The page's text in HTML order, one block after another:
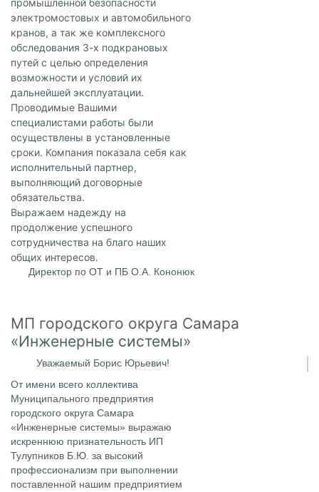
промышленной безопасности
электромостовых и автомобильного
кранов, а так же комплексного
обследования 3-х подкрановых
путей с целью определения
возможности и условий их
дальнейшей эксплуатации.
Проводимые Вашими
специалистами работы были
осуществлены в установленные
сроки. Компания показала себя как
исполнительный партнер,
выполняющий договорные
обязательства.
Выражаем надежду на
продолжение успешного
сотрудничества на благо наших
общих интересов.
Директор по ОТ и ПБ О.А. Кононюк
МП городского округа Самара
«Инженерные системы»
Уважаемый Борис Юрьевич!
От имени всего коллектива
Муниципального предприятия
городского округа Самара
«Инженерные системы» выражаю
искреннюю признательность ИП
Тулупников Б.Ю. за высокий
профессионализм при выполнении
поставленной нашим предприятием